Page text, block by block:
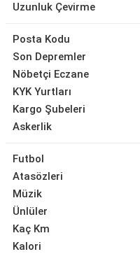
Uzunluk Çevirme
Posta Kodu
Son Depremler
Nöbetçi Eczane
KYK Yurtları
Kargo Şubeleri
Askerlik
Futbol
Atasözleri
Müzik
Ünlüler
Kaç Km
Kalori